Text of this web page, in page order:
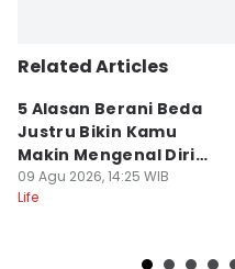
Related Articles
5 Alasan Berani Beda
Justru Bikin Kamu
Makin Mengenal Diri
Sendiri
09 Agu 2026, 14:25 WIB
Life